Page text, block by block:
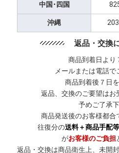
中国･四国
沖縄
返品・交換
商品到着日より
メールまたは電話で
商品到着後７日
返品、交換のご要望はお
予めご了承下
商品発送後のお客様都合
往復分の送料＋商品手配
がお客様のご負担
返品・交換は商品衛生上、未開